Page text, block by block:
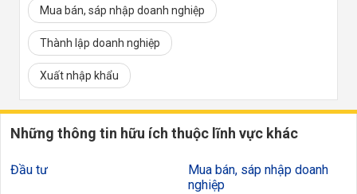
Mua bán, sáp nhập doanh nghiệp
Thành lập doanh nghiệp
Xuất nhập khẩu
Những thông tin hữu ích thuộc lĩnh vực khác
Đầu tư
Mua bán, sáp nhập doanh
nghiệp